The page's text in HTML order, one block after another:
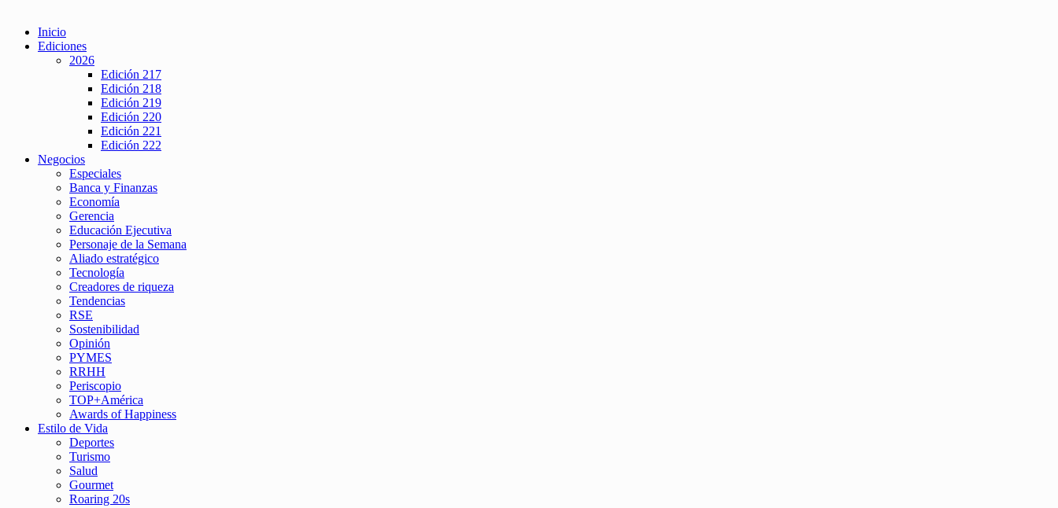
Inicio
Ediciones
2026
Edición 217
Edición 218
Edición 219
Edición 220
Edición 221
Edición 222
Negocios
Especiales
Banca y Finanzas
Economía
Gerencia
Educación Ejecutiva
Personaje de la Semana
Aliado estratégico
Tecnología
Creadores de riqueza
Tendencias
RSE
Sostenibilidad
Opinión
PYMES
RRHH
Periscopio
TOP+América
Awards of Happiness
Estilo de Vida
Deportes
Turismo
Salud
Gourmet
Roaring 20s